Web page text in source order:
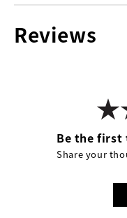
Reviews
Be the first
Share your